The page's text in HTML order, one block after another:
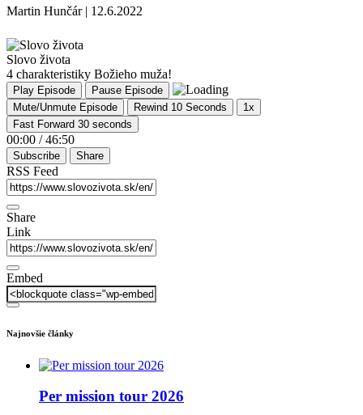
Martin Hunčár | 12.6.2022
Slovo života
4 charakteristiky Božieho muža!
Play Episode
Pause Episode
Mute/Unmute Episode
Rewind 10 Seconds
1x
Fast Forward 30 seconds
00:00 / 46:50
Subscribe Share
RSS Feed
Share
Link
Embed
Najnovšie články
Per mission tour 2026